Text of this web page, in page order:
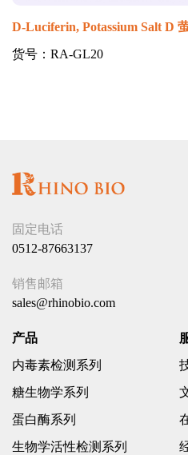
D-Luciferin, Potassium Salt D
货号：RA-GL20
固定电话
0512-87663137
销售邮箱
sales@rhinobio.com
产品
内毒素检测系列
糖生物学系列
蛋白酶系列
生物学活性检测系列